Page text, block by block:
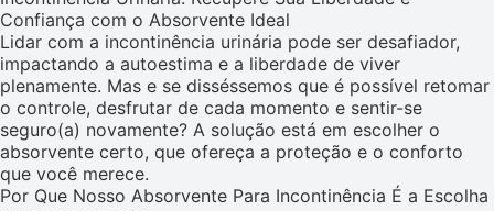
Confiança com o Absorvente Ideal
Lidar com a incontinência urinária pode ser desafiador,
impactando a autoestima e a liberdade de viver
plenamente. Mas e se disséssemos que é possível retomar
o controle, desfrutar de cada momento e sentir-se
seguro(a) novamente? A solução está em escolher o
absorvente certo, que ofereça a proteção e o conforto
que você merece.
Por Que Nosso Absorvente Para Incontinência É a Escolha